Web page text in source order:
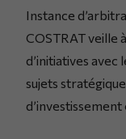
Instance
COSTRAT veille
d’initiatives
sujets